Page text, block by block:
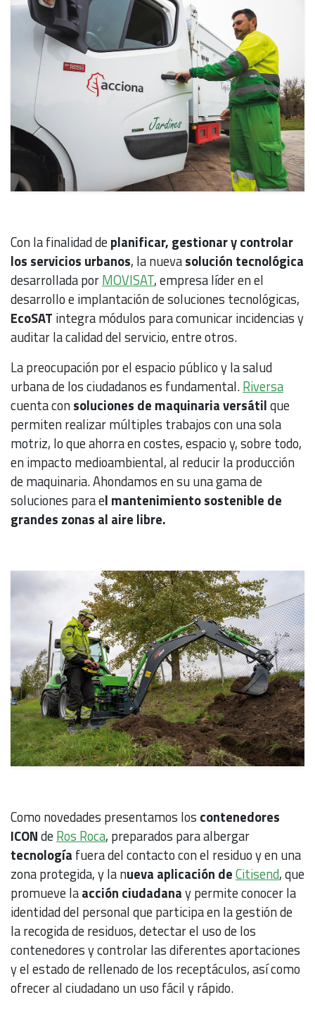
Con la finalidad deplanificar, gestionar y controlar
los servicios urbanos, la nuevasolución tecnológica
desarrollada porMOVISAT, empresa líder en el
desarrollo e implantación de soluciones tecnológicas,
EcoSAT integra módulos para comunicar incidencias y
auditar la calidad del servicio, entre otros.
La preocupación por el espacio público y la salud
urbana de los ciudadanos es fundamental.Riversa
cuenta consoluciones de maquinaria versátilque
permiten realizar múltiples trabajos con una sola
motriz, lo que ahorra en costes, espacio y, sobre todo,
en impacto medioambiental, al reducir la producción
de maquinaria. Ahondamos en su una gama de
soluciones para el mantenimiento sostenible de
grandes zonas al aire libre.
Como novedades presentamos los contenedores
ICONdeRos Roca, preparados para albergar
tecnología fuera del contacto con el residuo y en una
zona protegida, y la nueva aplicación deCitisend, que
promueve laacción ciudadanay permite conocer la
identidad del personal que participa en la gestión de
la recogida de residuos, detectar el uso de los
contenedores y controlar las diferentes aportaciones
y el estado de rellenado de los receptáculos, así como
ofrecer al ciudadano un uso fácil y rápido.